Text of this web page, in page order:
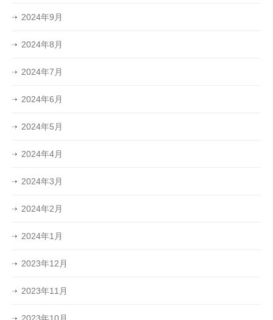
2024年9月
2024年8月
2024年7月
2024年6月
2024年5月
2024年4月
2024年3月
2024年2月
2024年1月
2023年12月
2023年11月